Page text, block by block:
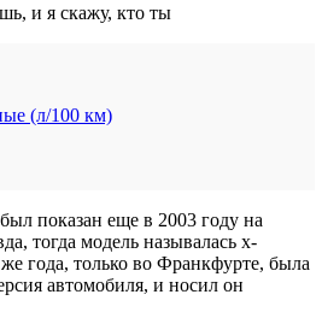
и я скажу, кто ты
(л/100 км)
показан еще в 2003 году на
тогда модель называлась x-
года, только во Франкфурте, была
автомобиля, и носил он